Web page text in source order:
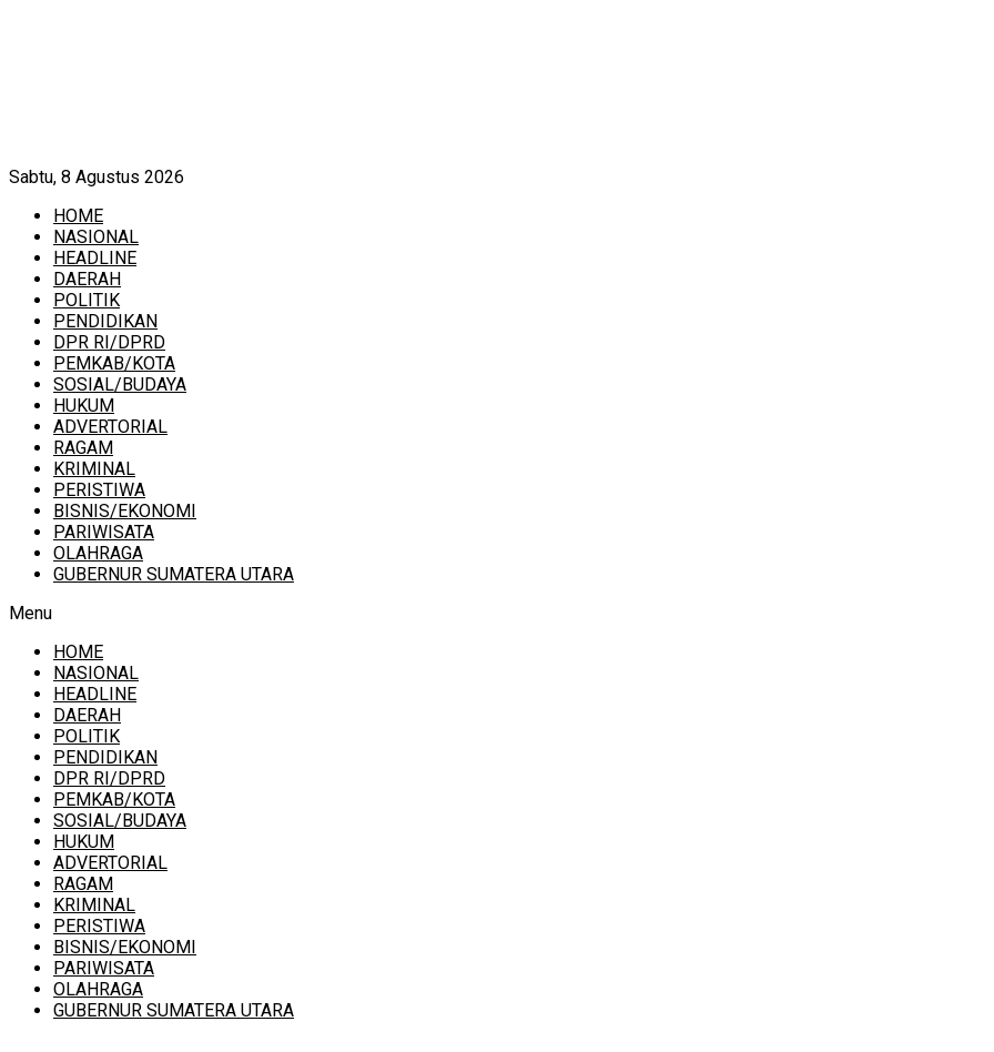
Sabtu, 8 Agustus 2026
HOME
NASIONAL
HEADLINE
DAERAH
POLITIK
PENDIDIKAN
DPR RI/DPRD
PEMKAB/KOTA
SOSIAL/BUDAYA
HUKUM
ADVERTORIAL
RAGAM
KRIMINAL
PERISTIWA
BISNIS/EKONOMI
PARIWISATA
OLAHRAGA
GUBERNUR SUMATERA UTARA
Menu
HOME
NASIONAL
HEADLINE
DAERAH
POLITIK
PENDIDIKAN
DPR RI/DPRD
PEMKAB/KOTA
SOSIAL/BUDAYA
HUKUM
ADVERTORIAL
RAGAM
KRIMINAL
PERISTIWA
BISNIS/EKONOMI
PARIWISATA
OLAHRAGA
GUBERNUR SUMATERA UTARA